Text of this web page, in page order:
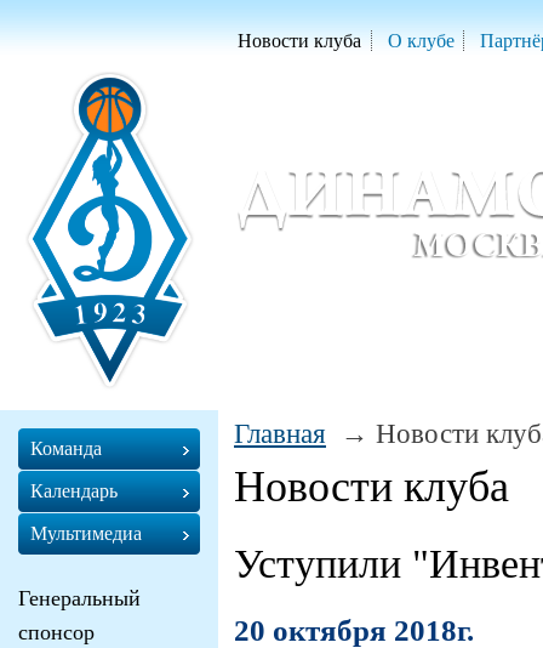
Новости клуба О клубе
Главная Новости
Новости клуба
Уступили
20 октября 2018г.
Команда
Календарь
Мультимедиа
Генеральный
спонсор